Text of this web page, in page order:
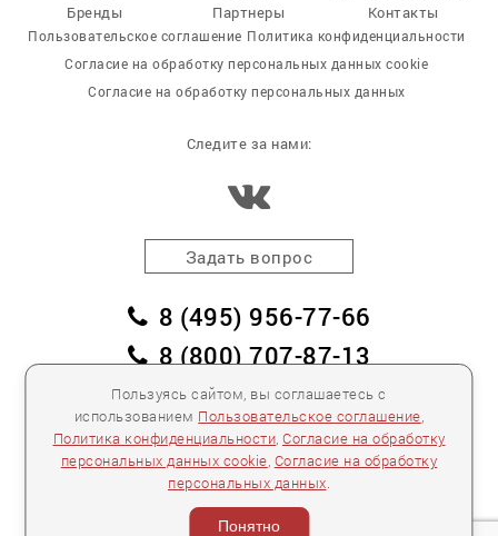
Пользуясь сайтом, вы соглашаетесь с
использованием Пользовательское соглашение
Политика конфиденциальности Согласие на обработку
персональных данных cookie Согласие на обработку
персональных данных
Понятно
Бренды
Партнеры Контакты
Пользовательское соглашение Политика конфиденциальности
Согласие на обработку персональных данных cookie
Согласие на обработку персональных данных
Следите за нами:
Задать вопрос
8 (495) 956-77-66
8 (800) 707-87-13
заказать обратный звонок
пл. Победы, дом 2, корпус 2
Для спецификаций и предложений:info@mebelclub.ru
Выставленные на данном сайте предложения
публичной офертой не являются.
Количество товара ограничено.